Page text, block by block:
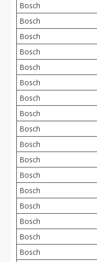
Bosch
Bosch
Bosch
Bosch
Bosch
Bosch
Bosch
Bosch
Bosch
Bosch
Bosch
Bosch
Bosch
Bosch
Bosch
Bosch
Bosch